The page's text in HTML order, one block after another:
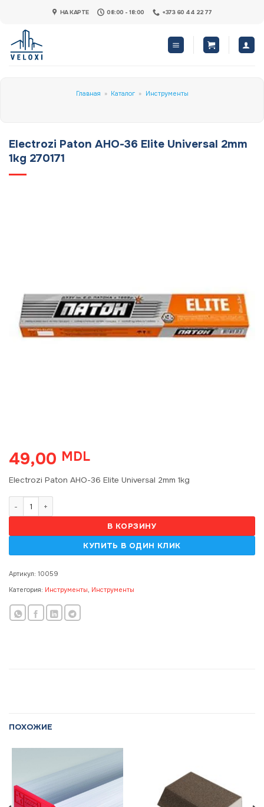
content
НА КАРТЕ 08:00 - 18:00 +373 60 44 22 77
Главная » Каталог » Инструменты
Electrozi Paton АНО-36 Elite Universal 2mm
1kg 270171
49,00 MDL
Electrozi Paton АНО-36 Elite Universal 2mm 1kg
В КОРЗИНУ
Артикул: 10059
Категория: Инструменты, Инструменты
ПОХОЖИЕ